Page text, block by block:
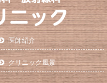
医師紹介
クリニック風景